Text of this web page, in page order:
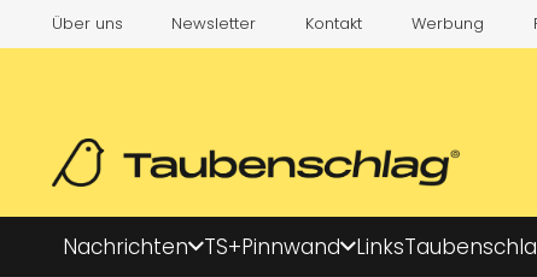
Über uns Newsletter Kontakt Werbung
Nachrichten TS+Pinnwand Links